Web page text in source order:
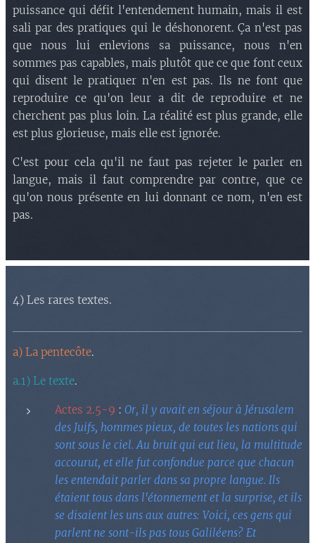
puissance qui défit l'entendement humain, mais il est
sali par des pratiques qui le déshonorent. Ça n'est pas
que nous lui enlevions sa puissance, nous n'en
sommes pas capables, mais plutôt que ce que font ceux
qui disent le pratiquer n'en est pas. Ils ne font que
reproduire ce qu'on leur a dit de reproduire et ne
cherchent pas plus loin. La réalité est plus grande, elle
est plus glorieuse, mais elle est ignorée.
C'est pour cela qu'il ne faut pas rejeter le parler en
langue, mais il faut comprendre par contre, que ce
qu'on nous présente en lui donnant ce nom, n'en est
pas.
4) Les rares textes.
a) La pentecôte.
a.1) Le texte.
Actes 2.5-9 : Or, il y avait en séjour à Jérusalem
des Juifs, hommes pieux, de toutes les nations qui
sont sous le ciel. Au bruit qui eut lieu, la multitude
accourut, et elle fut confondue parce que chacun
les entendait parler dans sa propre langue. Ils
étaient tous dans l'étonnement et la surprise, et ils
se disaient les uns aux autres: Voici, ces gens qui
parlent ne sont-ils pas tous Galiléens? Et